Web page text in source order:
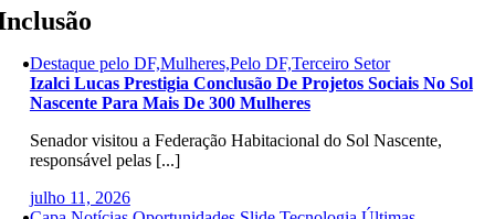
Destaque pelo DF,Mulheres,Pelo DF,Terceiro Setor
Izalci Lucas Prestigia Conclusão De Projetos Sociais No Sol
Nascente Para Mais De 300 Mulheres
Senador visitou a Federação Habitacional do Sol Nascente,
responsável pelas [...]
julho 11, 2026